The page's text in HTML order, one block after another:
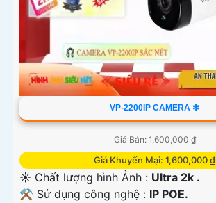
VP-2200IP CAMERA ❇
Giá Bán: 1,600,000 ₫
Giá Khuyến Mại: 1,600,000 ₫
☀️ Chất lượng hình Ảnh : Ultra 2k .
⚒ Sử dụng công nghệ : IP POE.